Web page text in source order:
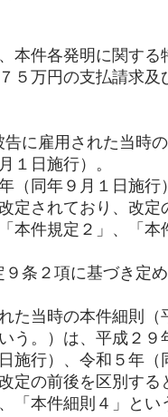
本件各発明に関する
５万円の支払請求
に雇用された当時
１日施行）。
（同年９月１日施行
定されており、改
本件規定２」、「本
条２項に基づき定
た当時の本件細則（
う。）は、平成２
施行）、令和５年
定の前後を区別す
「本件細則４」とい